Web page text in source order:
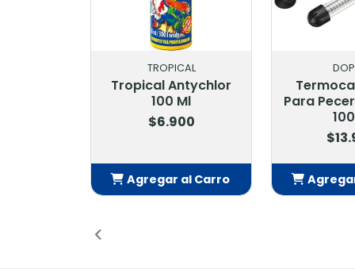
DOPHIN
Termocalefactor
Para Peceras Dophin
100 W
Agregar al Carro